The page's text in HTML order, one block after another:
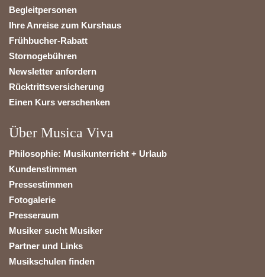
Begleitpersonen
Ihre Anreise zum Kurshaus
Frühbucher-Rabatt
Stornogebühren
Newsletter anfordern
Rücktrittsversicherung
Einen Kurs verschenken
Über Musica Viva
Philosophie: Musikunterricht + Urlaub
Kundenstimmen
Pressestimmen
Fotogalerie
Presseraum
Musiker sucht Musiker
Partner und Links
Musikschulen finden